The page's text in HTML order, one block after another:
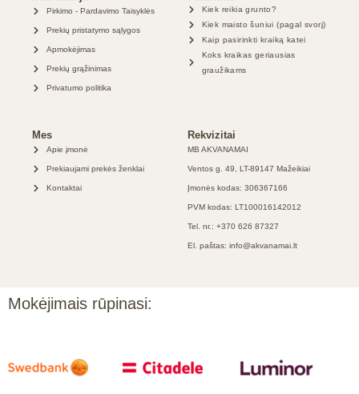
Pirkimo - Pardavimo Taisyklės
Prekių pristatymo sąlygos
Apmokėjimas
Prekių grąžinimas
Privatumo politika
Kiek reikia grunto?
Kiek maisto šuniui (pagal svorį)
Kaip pasirinkti kraiką katei
Koks kraikas geriausias
graužikams
Mes
Apie įmonė
Prekiaujami prekės ženklai
Kontaktai
Rekvizitai
MB AKVANAMAI
Ventos g. 49, LT-89147 Mažeikiai
Įmonės kodas: 306367166
PVM kodas: LT100016142012
Tel. nr.: +370 626 87327
El. paštas: info@akvanamai.lt
Mokėjimais rūpinasi: